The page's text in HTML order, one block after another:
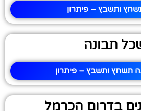
ותשבץ – פיתרון
תבונה
תשחץ ותשבץ – פיתרון
בדרום הכרמל